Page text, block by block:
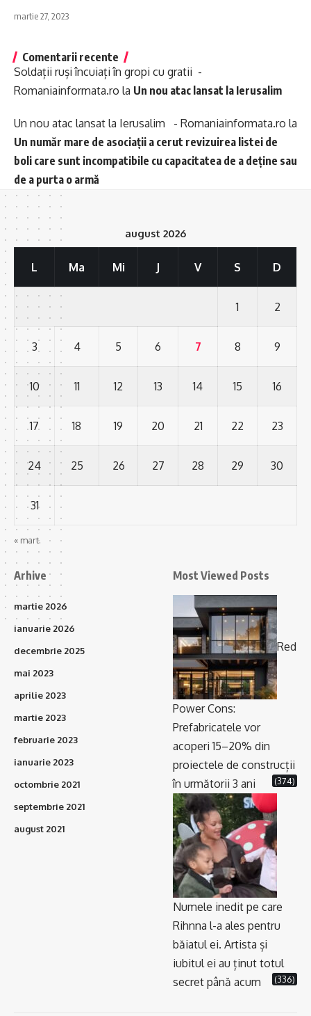
martie 27, 2023
Comentarii recente
Soldații ruși încuiați în gropi cu gratii -
Romaniainformata.ro la Un nou atac lansat la Ierusalim
Un nou atac lansat la Ierusalim - Romaniainformata.ro la
Un număr mare de asociații a cerut revizuirea listei de
boli care sunt incompatibile cu capacitatea de a deține sau
de a purta o armă
august 2026
L Ma Mi J V S D
1 2
3 4 5 6 7 8 9
10 11 12 13 14 15 16
17 18 19 20 21 22 23
24 25 26 27 28 29 30
31
« mart.
Arhive
martie 2026
ianuarie 2026
decembrie 2025
mai 2023
aprilie 2023
martie 2023
februarie 2023
ianuarie 2023
octombrie 2021
septembrie 2021
august 2021
Most Viewed Posts
Red
Power Cons:
Prefabricatele vor
acoperi 15–20% din
proiectele de construcții
în următorii 3 ani
(374)
Numele inedit pe care
Rihnna l-a ales pentru
băiatul ei. Artista și
iubitul ei au ținut totul
secret până acum
(336)